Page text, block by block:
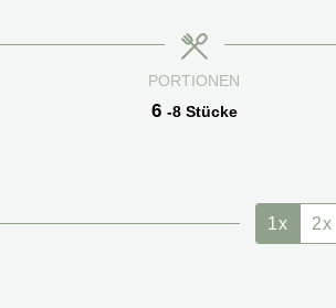
PORTIONEN
6 -8 Stücke
1x 2x